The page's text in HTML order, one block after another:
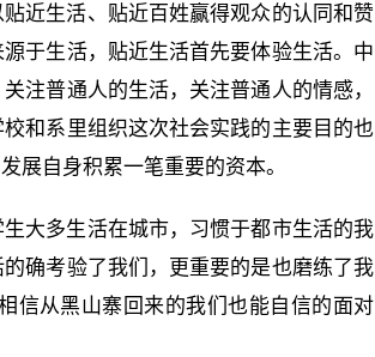
近生活、贴近百姓赢得观众的认同和赞
于生活，贴近生活首先要体验生活。中
注普通人的生活，关注普通人的情感，
和系里组织这次社会实践的主要目的也
展自身积累一笔重要的资本。
大多生活在城市，习惯于都市生活的我
确考验了我们，更重要的是也磨练了我
信从黑山寨回来的我们也能自信的面对